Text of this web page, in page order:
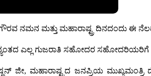
ಗೌರವ ನಮನ ಮತ್ತು ಮಹಾರಾಷ್ಟ್ರ ದಿನದಂದು
ಎಲ್ಲ ಗುಜರಾತಿ ಸಹೋದರ
ಜೀ, ಮಹಾರಾಷ್ಟ್ರದ ಜನಪ್ರಿಯ